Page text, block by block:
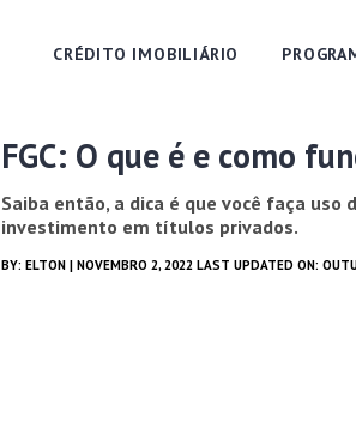
CRÉDITO IMOBILIÁRIO
FGC: O que é e como
Saiba então, a dica é que você faça uso
investimento em títulos privados.
BY: ELTON | NOVEMBRO 2, 2022 LAST UPDATED ON: